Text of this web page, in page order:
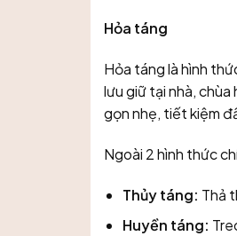
Hỏa táng
Hỏa táng là hình
lưu giữ tại nhà,
gọn nhẹ, tiết kiệm
Ngoài 2 hình thức
Thủy táng: Thả
Huyền táng: